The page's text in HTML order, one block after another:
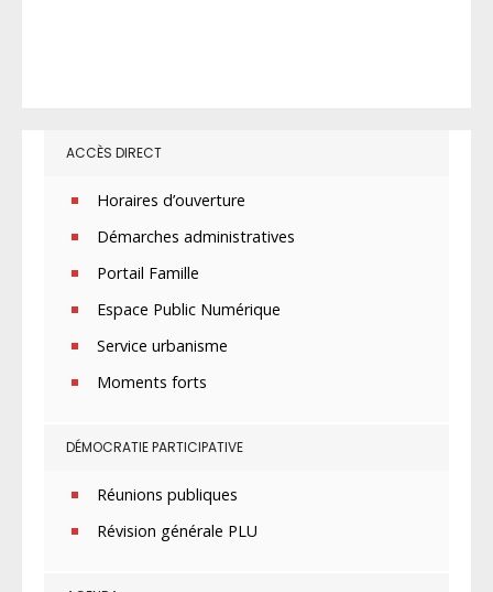
ACCÈS DIRECT
Horaires d’ouverture
Démarches administratives
Portail Famille
Espace Public Numérique
Service urbanisme
Moments forts
DÉMOCRATIE PARTICIPATIVE
Réunions publiques
Révision générale PLU